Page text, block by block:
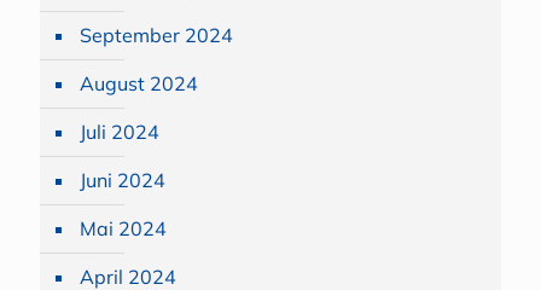
September 2024
August 2024
Juli 2024
Juni 2024
Mai 2024
April 2024